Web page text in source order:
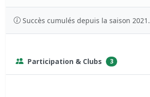
Succès cumulés depuis la saison 2021.
Participation & Clubs 3